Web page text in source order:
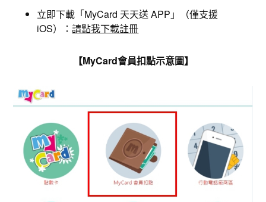
立即下載「MyCard 天天送 APP」（僅支援
iOS）：請點我下載註冊
【MyCard會員扣點示意圖】